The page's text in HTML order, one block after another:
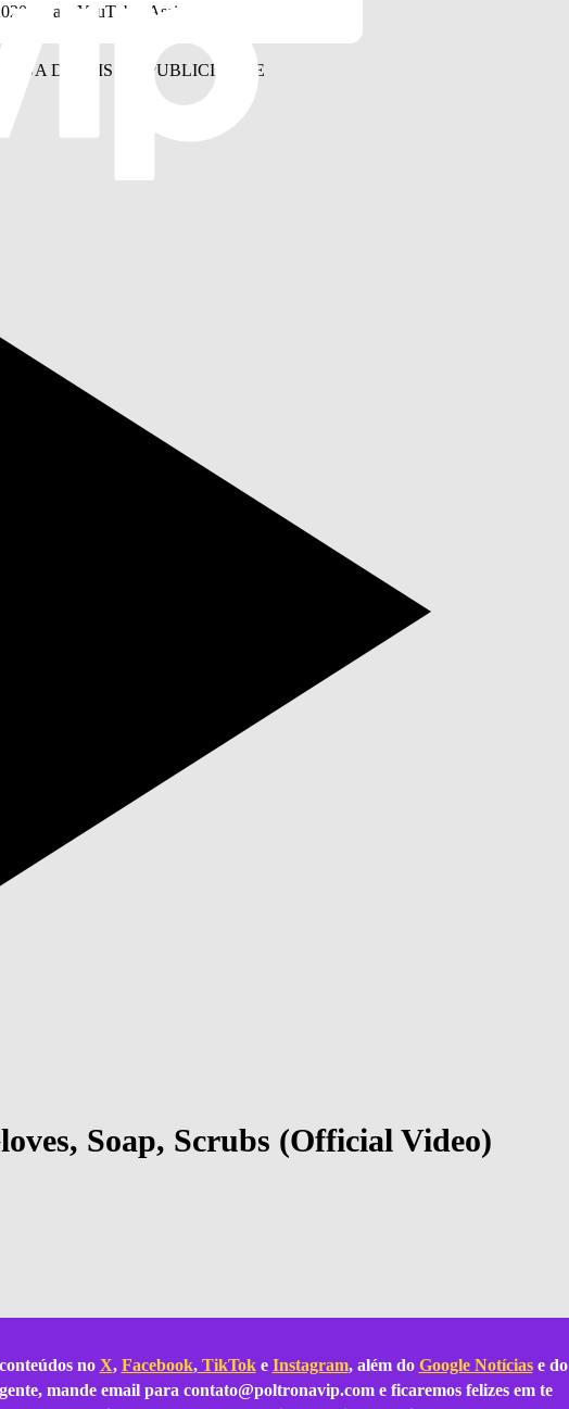
para o YouTube. Assista:
Soap, Scrubs (Official Video)
no X, Facebook,TikToke Instagram, além do Google Notíciase do
mande email para contato@poltronavip.come ficaremos felizes em te